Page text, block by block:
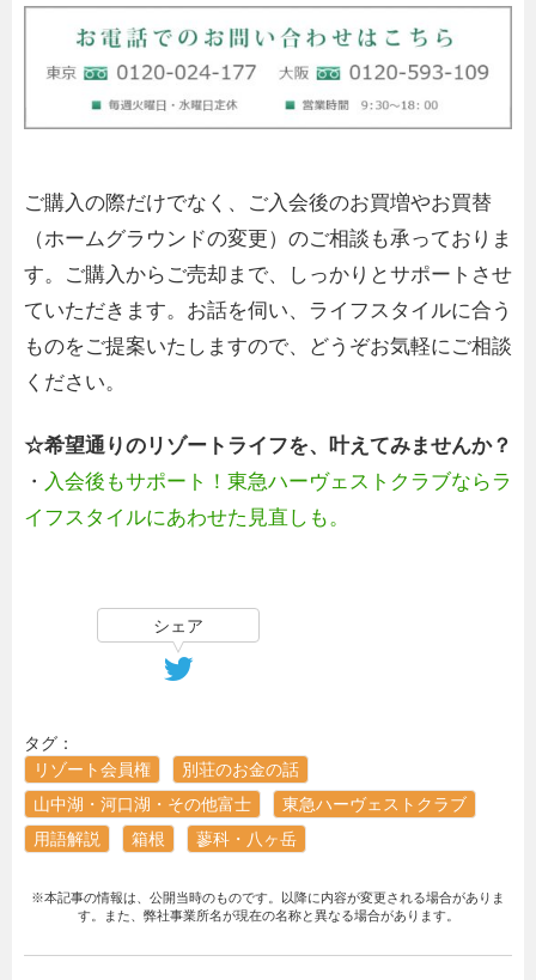
ご購入の際だけでなく、ご入会後のお買増やお買替
（ホームグラウンドの変更）のご相談も承っておりま
す。ご購入からご売却まで、しっかりとサポートさせ
ていただきます。お話を伺い、ライフスタイルに合う
ものをご提案いたしますので、どうぞお気軽にご相談
ください。
☆希望通りのリゾートライフを、叶えてみませんか？
・ 入会後もサポート！東急ハーヴェストクラブならラ
イフスタイルにあわせた見直しも。
シェア
タグ：
リゾート会員権
別荘のお金の話
山中湖・河口湖・その他富士
東急ハーヴェストクラブ
用語解説
箱根 蓼科・八ヶ岳
※本記事の情報は、公開当時のものです。以降に内容が変更される場合がありま
す。また、弊社事業所名が現在の名称と異なる場合があります。